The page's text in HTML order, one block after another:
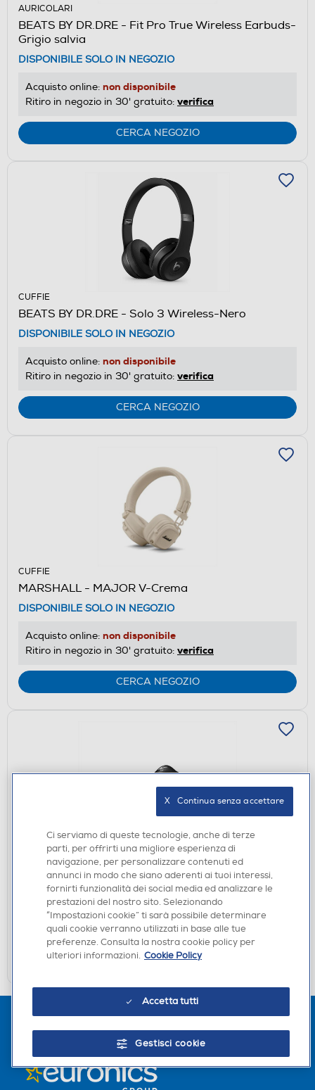
AURICOLARI
BEATS BY DR.DRE - Fit Pro True Wireless Earbuds-
Grigio salvia
DISPONIBILE SOLO IN NEGOZIO
Acquisto online: non disponibile
Ritiro in negozio in 30' gratuito: verifica
CERCA NEGOZIO
CUFFIE
BEATS BY DR.DRE - Solo 3 Wireless-Nero
DISPONIBILE SOLO IN NEGOZIO
Acquisto online: non disponibile
Ritiro in negozio in 30' gratuito: verifica
CERCA NEGOZIO
CUFFIE
MARSHALL - MAJOR V-Crema
DISPONIBILE SOLO IN NEGOZIO
Acquisto online: non disponibile
Ritiro in negozio in 30' gratuito: verifica
CERCA NEGOZIO
AURICOLARI
MARSHALL - Minor III TWS Cuffie-Nero
DISPONIBILE SOLO IN NEGOZIO
Acquisto online: non disponibile
Ritiro in negozio in 30' gratuito:verifica
CERCA NEGOZIO
Ci serviamo di queste tecnologie, anche di terze
parti, per offrirti una migliore esperienza di
navigazione, per personalizzare contenuti ed
annunci in modo che siano aderenti ai tuoi interessi,
fornirti funzionalità dei social media ed analizzare le
prestazioni del nostro sito. Selezionando
“Impostazioni cookie” ti sarà possibile determinare
quali cookie verranno utilizzati in base alle tue
preferenze. Consulta la nostra cookie policy per
ulteriori informazioni. Cookie Policy
Accetta tutti
Gestisci cookie
X   Continua senza accettare